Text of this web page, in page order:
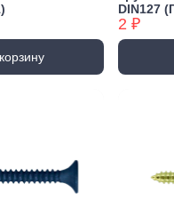
DIN127
2 ₽